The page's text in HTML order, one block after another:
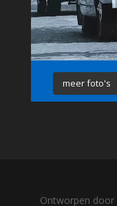
meer foto's
Ontworpen door